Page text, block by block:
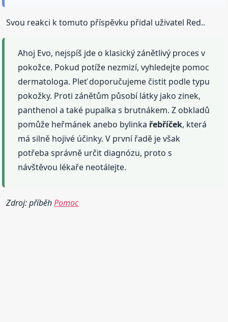
Svou reakci k tomuto příspěvku přidal uživatel Red..
Ahoj Evo, nejspíš jde o klasický zánětlivý proces v
pokožce. Pokud potíže nezmizí, vyhledejte pomoc
dermatologa. Pleť doporučujeme čistit podle typu
pokožky. Proti zánětům působí látky jako zinek,
panthenol a také pupalka s brutnákem. Z obkladů
pomůže heřmánek anebo bylinka řebříček, která
má silně hojivé účinky. V první řadě je však
potřeba správně určit diagnózu, proto s
návštěvou lékaře neotálejte.
Zdroj: příběhPomoc